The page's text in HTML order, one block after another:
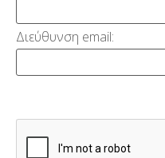
Διεύθυνση email: